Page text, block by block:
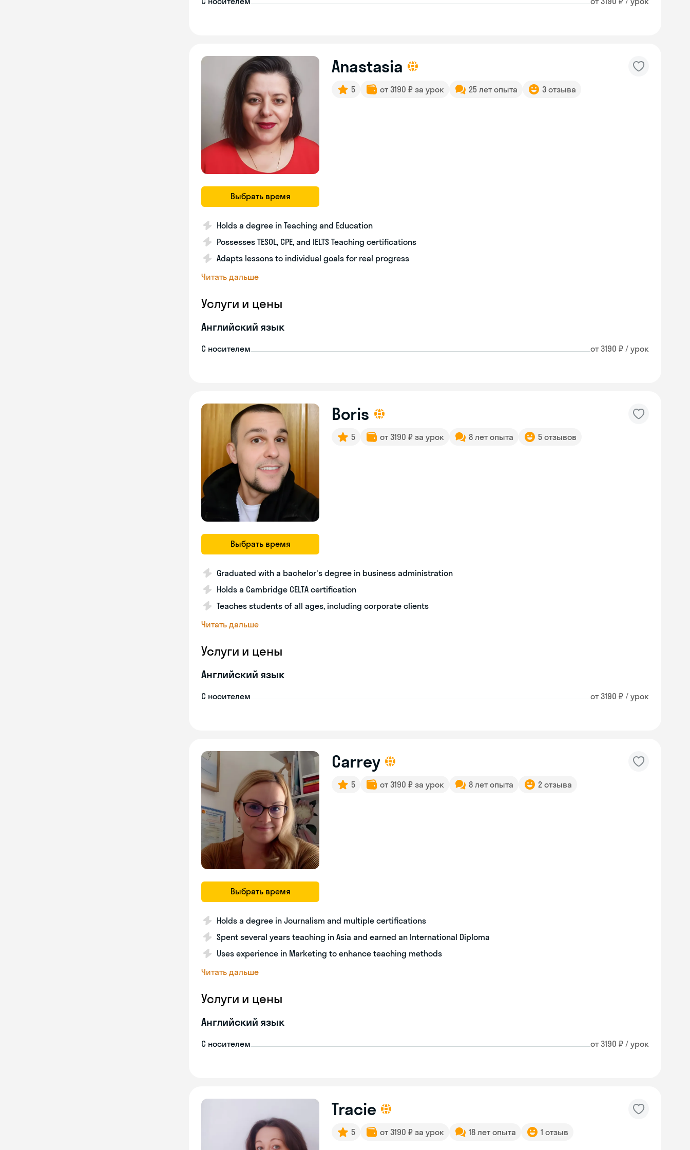
Выбрать время
Anastasia
5 от 3190 ₽ за урок 25 лет опыта 3 отзыва
Holds a degree in Teaching and Education
Possesses TESOL, CPE, and IELTS Teaching certifications
Adapts lessons to individual goals for real progress
Читать дальше
Услуги и цены
Английский язык
С носителем от 3190 ₽ / урок
Выбрать время
Boris
5 от 3190 ₽ за урок 8 лет опыта 5 отзывов
Graduated with a bachelor's degree in business administration
Holds a Cambridge CELTA certification
Teaches students of all ages, including corporate clients
Читать дальше
Услуги и цены
Английский язык
С носителем от 3190 ₽ / урок
Выбрать время
Carrey
5 от 3190 ₽ за урок 8 лет опыта 2 отзыва
Holds a degree in Journalism and multiple certifications
Spent several years teaching in Asia and earned an International Diploma
Uses experience in Marketing to enhance teaching methods
Читать дальше
Услуги и цены
Английский язык
С носителем от 3190 ₽ / урок
Tracie
5 от 3190 ₽ за урок 18 лет опыта 1 отзыв